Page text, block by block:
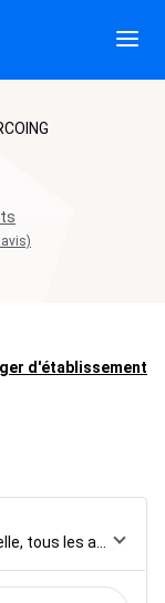
d'établissement